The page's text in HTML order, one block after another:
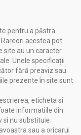
pentru a păstra
acestea pot
site au un caracter
Unele specificații
fără preaviz sau
prezente în site sunt
eticheta si
informatiile din
si nu substituie
sau a oricarui